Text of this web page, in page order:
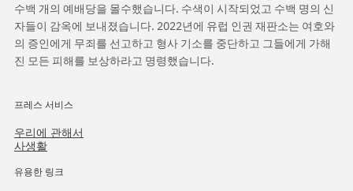
수백 개의 예배당을 몰수했습니다. 수색이 시작되었고 수백 명의 신
자들이 감옥에 보내졌습니다. 2022년에 유럽 인권 재판소는 여호와
의 증인에게 무죄를 선고하고 형사 기소를 중단하고 그들에게 가해
진 모든 피해를 보상하라고 명령했습니다.
프레스 서비스
우리에 관해서
사생활
유용한 링크